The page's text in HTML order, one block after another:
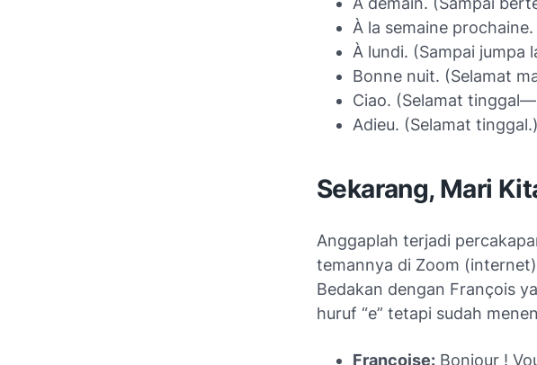
À la semaine prochaine.
À lundi. (Sampai jumpa
Bonne nuit. (Selamat
Ciao. (Selamat
Adieu. (Selamat tinggal.)
Sekarang, Mari
Anggaplah terjadi
temannya di Zoom
Bedakan dengan François
huruf “e” tetapi sudah
Françoise: Bonjour !